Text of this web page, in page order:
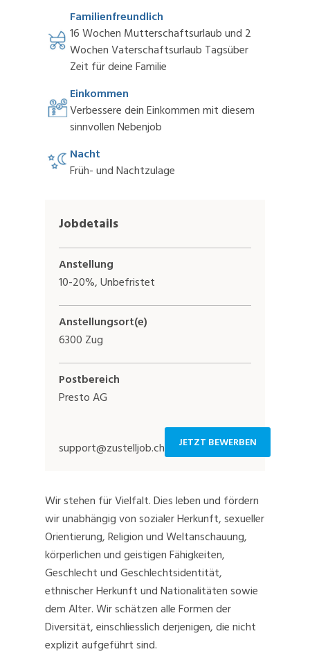
Familienfreundlich
16 Wochen Mutterschaftsurlaub und 2
Wochen Vaterschaftsurlaub Tagsüber
Zeit für deine Familie
Einkommen
Verbessere dein Einkommen mit diesem
sinnvollen Nebenjob
Nacht
Früh- und Nachtzulage
Jobdetails
Anstellung
10-20%, Unbefristet
Anstellungsort(e)
6300 Zug
Postbereich
Presto AG
support@zustelljob.ch JETZT BEWERBEN
Wir stehen für Vielfalt. Dies leben und fördern
wir unabhängig von sozialer Herkunft, sexueller
Orientierung, Religion und Weltanschauung,
körperlichen und geistigen Fähigkeiten,
Geschlecht und Geschlechtsidentität,
ethnischer Herkunft und Nationalitäten sowie
dem Alter. Wir schätzen alle Formen der
Diversität, einschliesslich derjenigen, die nicht
explizit aufgeführt sind.